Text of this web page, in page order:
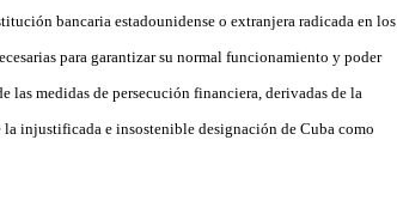
bancaria estadounidense o extranjera radicada en los
para garantizar su normal funcionamiento y poder
medidas de persecución financiera, derivadas de la
injustificada e insostenible designación de Cuba como